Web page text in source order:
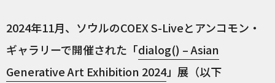
2024年11月、ソウルのCOEX S-Liveとアンコモン・
ギャラリーで開催された「dialog() – Asian
Generative Art Exhibition 2024」展（以下